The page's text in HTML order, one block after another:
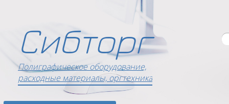
Сибторг
Полиграфическое оборудование,
расходные материалы, оргтехника